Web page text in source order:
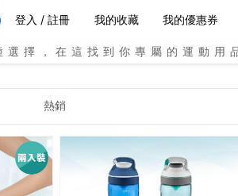
登入 / 註冊 我的收藏 我的優惠券
擇，在這找到你專屬的運動用
熱銷